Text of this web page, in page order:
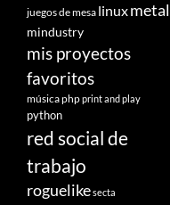
juegos de mesa linuxmetal
mindustry
mis proyectos
favoritos
músicaphpprint and play
python
red social de
trabajo
roguelikesecta